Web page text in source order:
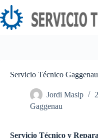
Saltar
al
contenido
Servicio Técnico
Jordi Masip
Gaggenau
Servicio Técnico y